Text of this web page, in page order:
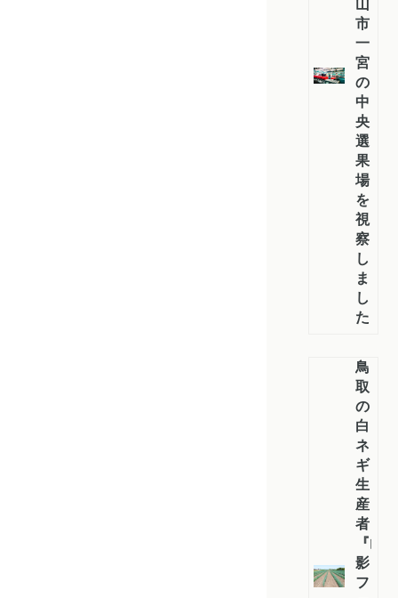
市
一
宮
の
中
央
選
果
場
を
視
察
し
ま
し
た
鳥
取
の
白
ネ
ギ
生
産
者
『山
影
フ